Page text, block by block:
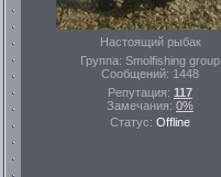
Настоящий рыбак
Группа: Smolfishing group
Сообщений: 1448
Репутация: 117
Замечания: 0%
Статус: Offline